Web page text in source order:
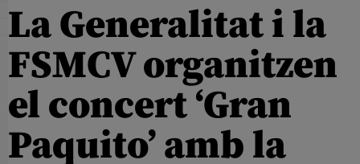
La Generalitat i la
FSMCV organitzen
el concert ‘Gran
Paquito’ amb la